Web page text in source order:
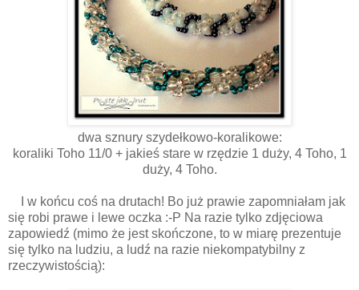
dwa sznury szydełkowo-koralikowe:
koraliki Toho 11/0 + jakieś stare w rzędzie 1 duży, 4 Toho, 1
duży, 4 Toho.
I w końcu coś na drutach! Bo już prawie zapomniałam jak
się robi prawe i lewe oczka :-P Na razie tylko zdjęciowa
zapowiedź (mimo że jest skończone, to w miarę prezentuje
się tylko na ludziu, a ludź na razie niekompatybilny z
rzeczywistością):